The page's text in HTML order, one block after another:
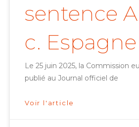
sentence
c. Espagne
Le 25 juin 2025, la Commission
publié au Journal officiel de
Voir l'article